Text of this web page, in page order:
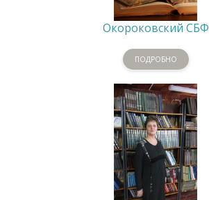
Окороковский СБФ
ПОДРОБНО